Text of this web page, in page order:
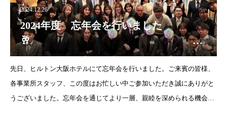
2024.12.26
2024年度 忘年会を行いました
🥂
訪問看護ステーションビブレ
先日、ヒルトン大阪ホテルにて忘年会を行いました。ご来賓の皆様、
各事業所スタッフ、この度はお忙しい中ご参加いただき誠にありがと
うございました。忘年会を通じてより一層、親睦を深められる機会に